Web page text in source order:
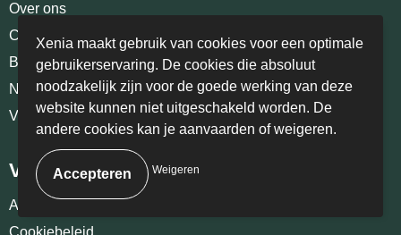
Over ons
Contact
Bestelling & Bezorging
Nieuwsbrief
Veelgestelde vragen
Veilig winkelen
Algemene voorwaarden
Cookiebeleid
Xenia maakt gebruik van cookies voor een optimale
gebruikerservaring. De cookies die absoluut
noodzakelijk zijn voor de goede werking van deze
website kunnen niet uitgeschakeld worden. De
andere cookies kan je aanvaarden of weigeren.
Weigeren